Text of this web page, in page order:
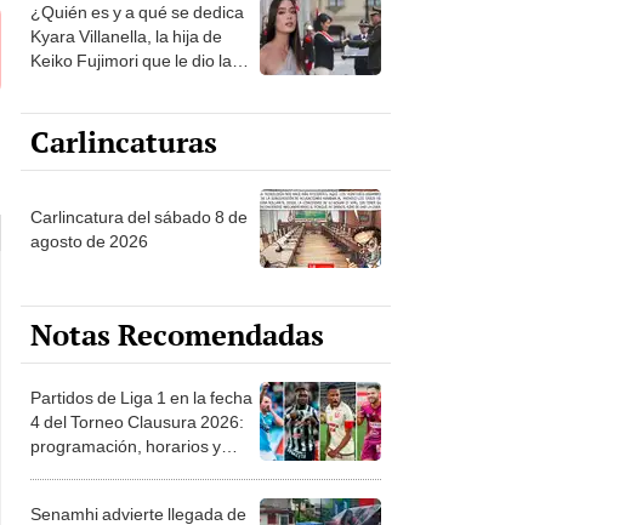
¿Quién es y a qué se dedica
Kyara Villanella, la hija de
Keiko Fujimori que le dio la
Carlincaturas
Carlincatura del sábado 8 de
agosto de 2026
Notas Recomendadas
Partidos de Liga 1 en la fecha
4 del Torneo Clausura 2026:
programación, horarios y
Senamhi advierte llegada de